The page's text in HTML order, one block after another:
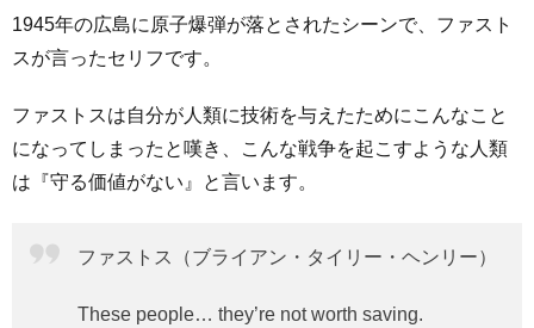
1945年の広島に原子爆弾が落とされたシーンで、ファスト
スが言ったセリフです。
ファストスは自分が人類に技術を与えたためにこんなこと
になってしまったと嘆き、こんな戦争を起こすような人類
は『守る価値がない』と言います。
ファストス（ブライアン・タイリー・ヘンリー）
These people… they’re not worth saving.